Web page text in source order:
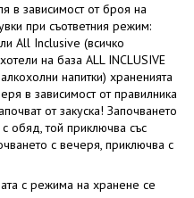
в зависимост от броя на
при съответния режим:
All Inclusive (всичко
на база ALL INCLUSIVE
напитки) храненията
в зависимост от правилника
от закуска! Започването
обяд, той приключва със
с вечеря, приключва с
с режима на хранене се